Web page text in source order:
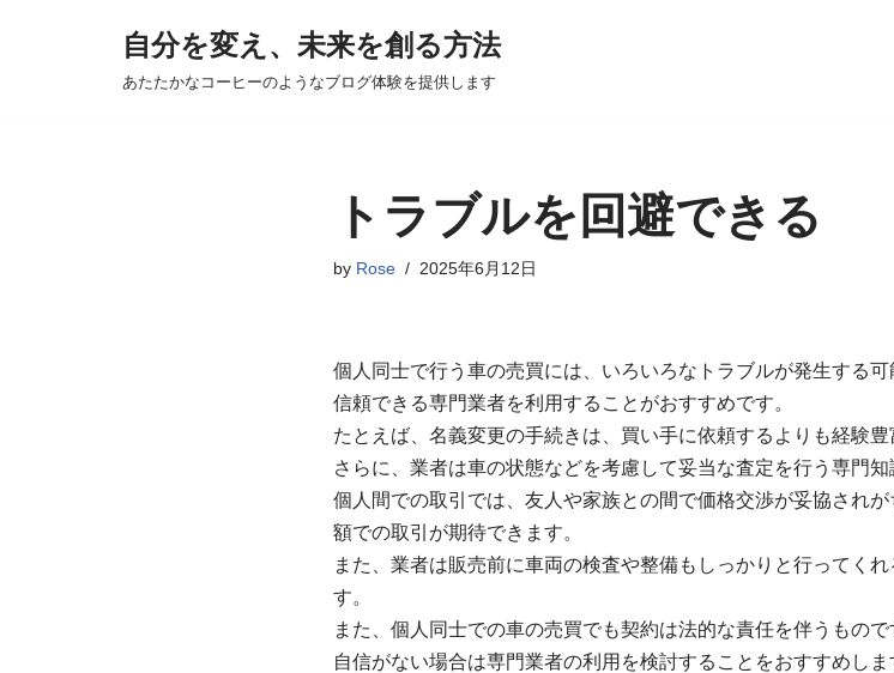
自分を変え、未来を創る方法
あたたかなコーヒーのようなブログ体験を提供します
トラブルを回避できる
by Rose 2025年6月12日
個人同士で行う車の売買には、いろいろなトラブルが発生する
信頼できる専門業者を利用することがおすすめです。
たとえば、名義変更の手続きは、買い手に依頼するよりも経験
さらに、業者は車の状態などを考慮して妥当な査定を行う専門知
個人間での取引では、友人や家族との間で価格交渉が妥協され
額での取引が期待できます。
また、業者は販売前に車両の検査や整備もしっかりと行ってく
す。
また、個人同士での車の売買でも契約は法的な責任を伴うもので
自信がない場合は専門業者の利用を検討することをおすすめしま